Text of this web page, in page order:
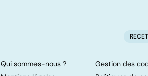
Qui sommes-nous ?
Gestion des